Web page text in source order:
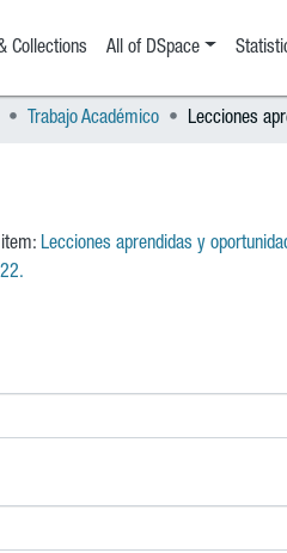
Collections All of DSpace
Trabajo Académico
Lecciones aprendidas y